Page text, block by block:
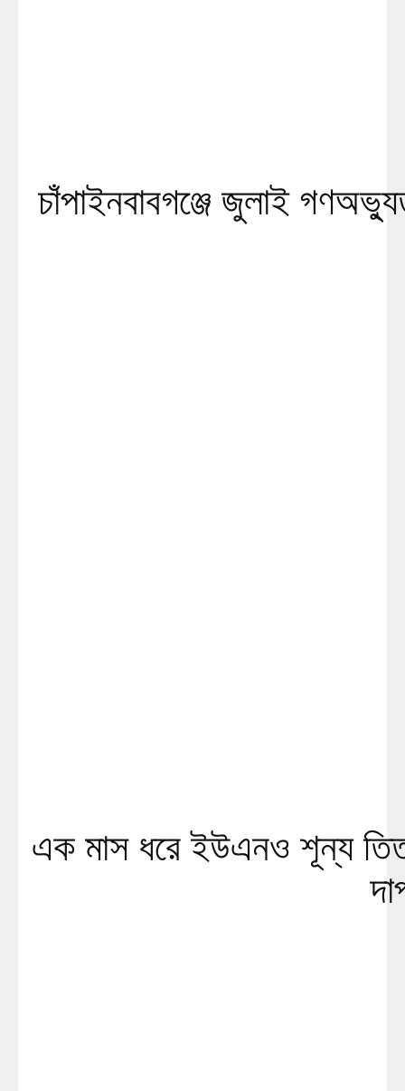
চাঁপাইনবাবগঞ্জে জুলাই
এক মাস ধরে ইউএনও শূন্য